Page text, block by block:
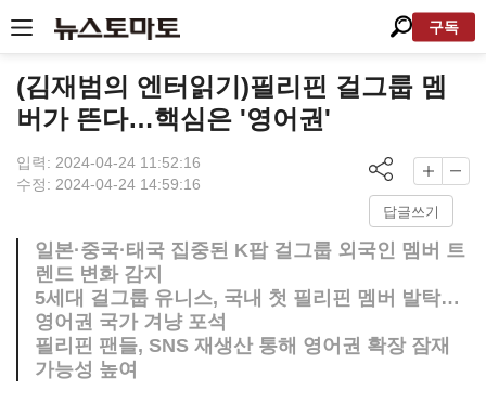
구독
(김재범의 엔터읽기)필리핀 걸그룹 멤
버가 뜬다…핵심은 '영어권'
입력: 2024-04-24 11:52:16
수정: 2024-04-24 14:59:16
답글쓰기
일본·중국·태국 집중된 K팝 걸그룹 외국인 멤버 트
렌드 변화 감지
5세대 걸그룹 유니스, 국내 첫 필리핀 멤버 발탁…
영어권 국가 겨냥 포석
필리핀 팬들, SNS 재생산 통해 영어권 확장 잠재
가능성 높여